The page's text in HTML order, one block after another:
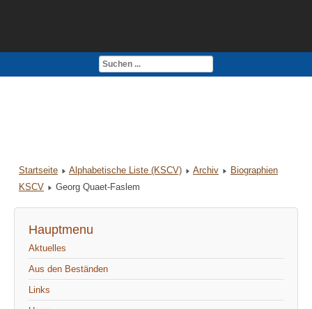
Impressum
Startseite Alphabetische Liste (KSCV) Archiv
Biographien
KSCV
Georg Quaet-Faslem
Hauptmenu
Aktuelles
Aus den Beständen
Links